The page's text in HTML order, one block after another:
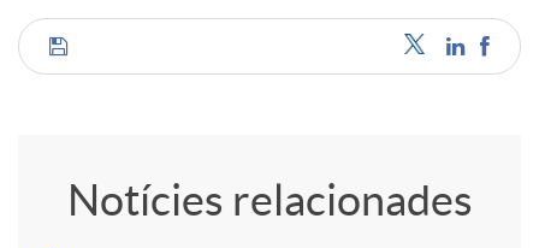
C
Notícies relacionades